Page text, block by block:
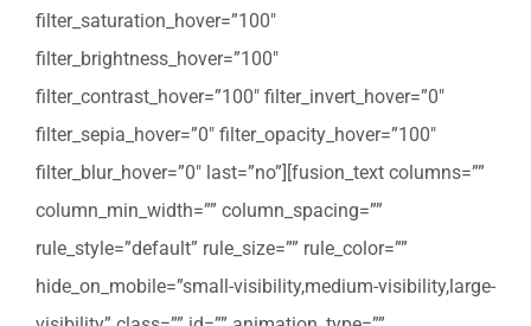
filter_saturation_hover=”100″
filter_brightness_hover=”100″
filter_contrast_hover=”100″ filter_invert_hover=”0″
filter_sepia_hover=”0″ filter_opacity_hover=”100″
filter_blur_hover=”0″ last=”no”][fusion_text columns=””
column_min_width=”” column_spacing=””
rule_style=”default” rule_size=”” rule_color=””
hide_on_mobile=”small-visibility,medium-visibility,large-